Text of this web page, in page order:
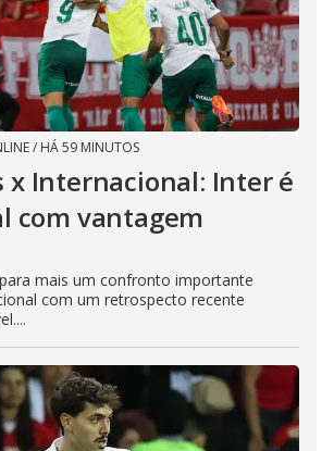
/ HÁ 59 MINUTOS
x Internacional: Inter é
com vantagem
mais um confronto importante
com um retrospecto recente